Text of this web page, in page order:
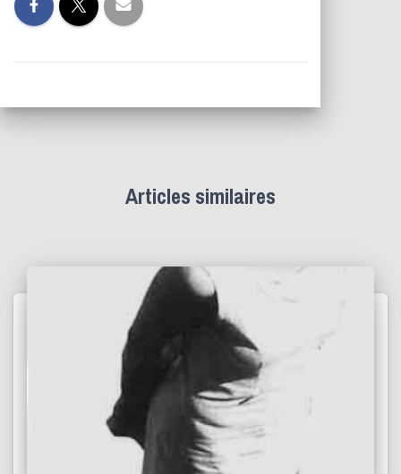
Articles similaires